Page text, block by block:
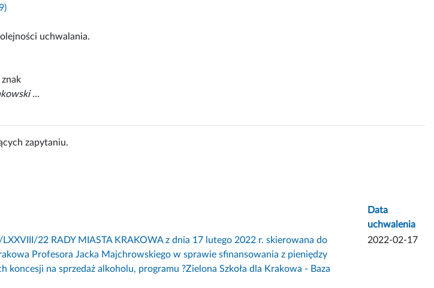
uchwalania.
...
zapytaniu.
Data
uchwalenia
22 RADY MIASTA KRAKOWA z dnia 17 lutego 2022 r. skierowana do
Profesora Jacka Majchrowskiego w sprawie sfinansowania z pieniędzy
koncesji na sprzedaż alkoholu, programu ?Zielona Szkoła dla Krakowa - Baza
2022-02-17